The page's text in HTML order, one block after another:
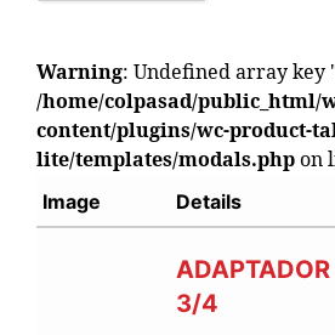
PARTES CARDAN30 per page
Ordenar Z - A
Warning: Undefined array key
/home/colpasad/public_html/
content/plugins/wc-product-
lite/templates/modals.php on
Image
Details
3/4